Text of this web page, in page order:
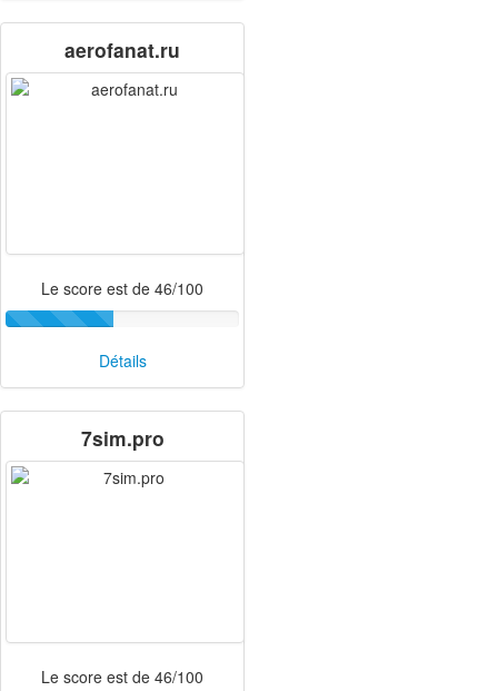
aerofanat.ru
Le score est de 46/100
Détails
7sim.pro
Le score est de 46/100